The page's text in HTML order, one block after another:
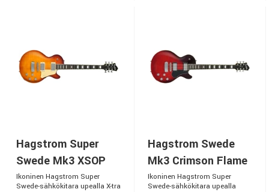
Hagstrom Super
Swede Mk3 XSOP
Ikoninen Hagstrom Super
Swede-sähkökitara upealla X-tra
Hagstrom Swede
Mk3 Crimson Flame
Ikoninen Hagstrom Super
Swede-sähkökitara upealla